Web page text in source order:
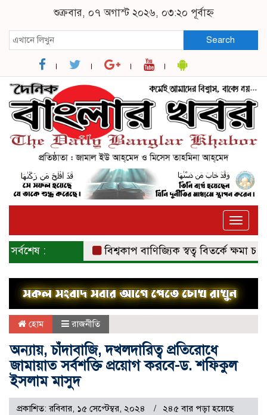
শুক্রবার, ০৭ অগাস্ট ২০২৬, ০৩:২০ পূর্বাহ্ন
Search
Toggle
সর্বশেষ : বিশ্বকাপ বাণিজ্যিক স্বত্ব বিতর্কে ক্ষমা চাইল
হোম রাজনীতি
অন্যায়, চাঁদাবাজি, দখলদারিত্ব প্রতিরোধে
জামায়াত সর্বশক্তি প্রয়োগ করবে-ড. শফিকুল
ইসলাম মাসুদ
প্রকাশিত: রবিবার, ১৫ সেপ্টেম্বর, ২০২৪ ২৪৫ বার পড়া হয়েছে